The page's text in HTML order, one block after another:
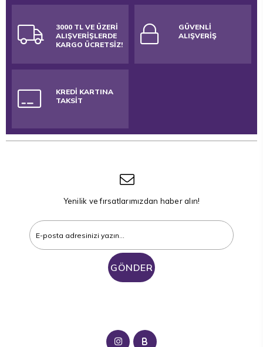
3000 TL VE ÜZERİ
ALIŞVERİŞLERDE
KARGO ÜCRETSİZ!
GÜVENLİ
ALIŞVERİŞ
KREDİ KARTINA
TAKSİT
Yenilik ve fırsatlarımızdan haber alın!
GÖNDER
B